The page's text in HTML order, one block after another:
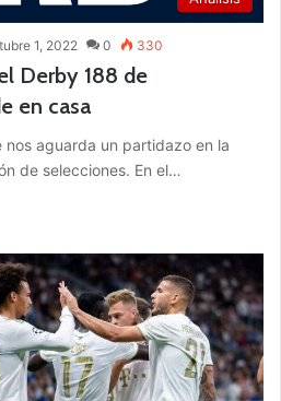
1, 2022 0 330
Derby 188 de
en casa
aguarda un partidazo en la
de selecciones. En el…